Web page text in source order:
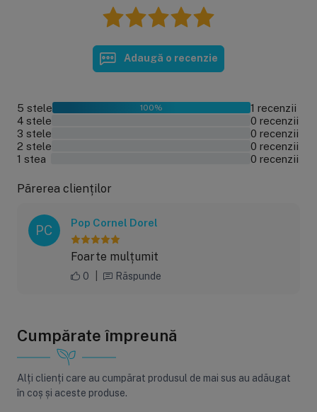
Adaugă o recenzie
5 stele 100%
1 recenzii
4 stele
0 recenzii
3 stele
0 recenzii
2 stele
0 recenzii
1 stea
0 recenzii
Părerea clienților
PC Pop Cornel Dorel
Foarte mulțumit
0 Răspunde
Cumpărate împreună
Alți clienți care au cumpărat produsul de mai sus au adăugat
în coș și aceste produse.